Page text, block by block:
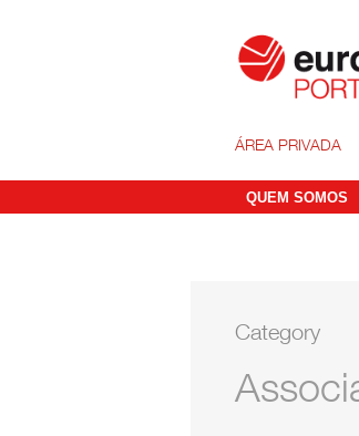
ÁREA PRIVADA
QUEM SOMOS
Category